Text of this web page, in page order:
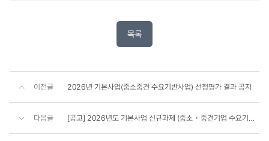
목록
이전글 2026년 기본사업(중소중견 수요기반사업) 선정평가 결과 공지
다음글 [공고] 2026년도 기본사업 신규과제 (중소・중견기업 수요기반 R&BD사업) 시행계획 공고